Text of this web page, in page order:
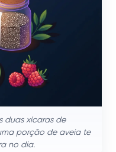
duas xícaras de
porção de aveia te
no dia.